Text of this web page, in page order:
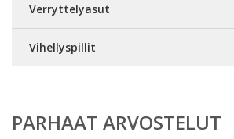
Verryttelyasut
Vihellyspillit
PARHAAT ARVOSTELUT